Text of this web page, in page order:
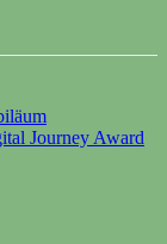
Journey Award